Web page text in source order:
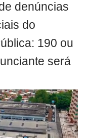
denúncias
do
190 ou
será